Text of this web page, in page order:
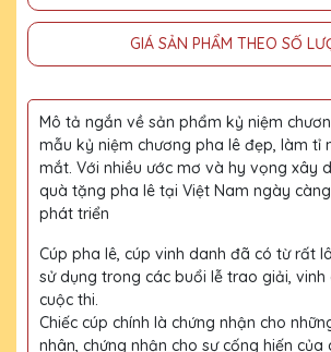
GIÁ SẢN PHẨM THEO SỐ
Mô tả ngắn về sản phẩm kỷ niệm
mẫu kỷ niệm chương pha lê đẹp, làm tỉ
mắt. Với nhiều ước mơ và hy vọng xây
quà tặng pha lê tại Việt Nam ngày
phát triển
Cúp pha lê, cúp vinh danh đã có từ rất
sử dụng trong các buổi lễ trao giải,
cuộc thi.
Chiếc cúp chính là chứng nhận cho
nhân, chứng nhận cho sự cống hiến